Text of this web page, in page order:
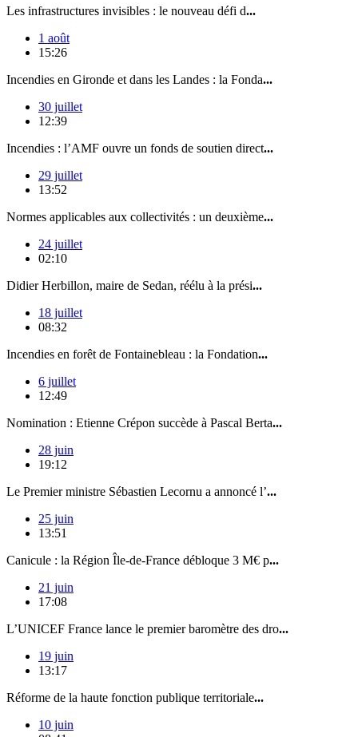
Les infrastructures invisibles : le nouveau défi d...
1 août
15:26
Incendies en Gironde et dans les Landes : la Fonda...
30 juillet
12:39
Incendies : l’AMF ouvre un fonds de soutien direct...
29 juillet
13:52
Normes applicables aux collectivités : un deuxième...
24 juillet
02:10
Didier Herbillon, maire de Sedan, réélu à la prési...
18 juillet
08:32
Incendies en forêt de Fontainebleau : la Fondation...
6 juillet
12:49
Nomination : Etienne Crépon succède à Pascal Berta...
28 juin
19:12
Le Premier ministre Sébastien Lecornu a annoncé l’...
25 juin
13:51
Canicule : la Région Île-de-France débloque 3 M€ p...
21 juin
17:08
L’UNICEF France lance le premier baromètre des dro...
19 juin
13:17
Réforme de la haute fonction publique territoriale...
10 juin